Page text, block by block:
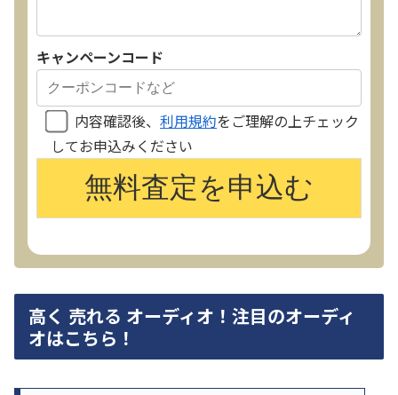
キャンペーンコード
内容確認後、 利用規約をご理解の上チェック
してお申込みください
高く 売れる オーディオ！注目のオーディ
オはこちら！